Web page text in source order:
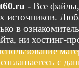
- Все
источников.
в
ни хостинг-
с